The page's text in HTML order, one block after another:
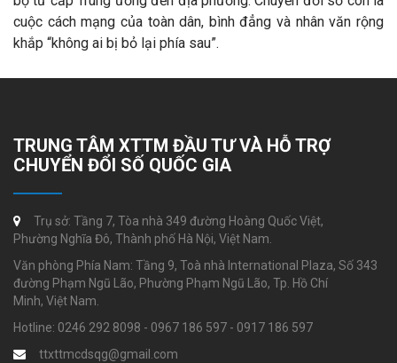
cuộc cách mạng của toàn dân, bình đẳng và nhân văn rộng
khắp “không ai bị bỏ lại phía sau”.
TRUNG TÂM XTTM ĐẦU TƯ VÀ HỖ TRỢ
CHUYỂN ĐỔI SỐ QUỐC GIA
Trụ sở: Tầng 7, Tòa nhà 349 đường Hoàng Quốc Việt,
Phường Nghĩa Đô, Thành phố Hà Nội, Việt Nam.
Văn phòng Phía Nam: Tầng 9, Toà nhà International Plaza, Số 343
đường Phạm Ngũ Lão, Phường Phạm Ngũ Lão, Tp. Hồ Chí
Minh, Việt Nam.
Hotline: 0246 292 8098 - 0967 186 597 - 0917 186 597
ttxttmcdsqg@gmail.com